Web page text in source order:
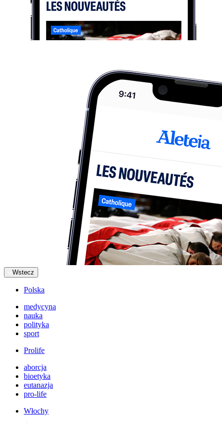
Wstecz
Polska
medycyna
nauka
polityka
sport
Prolife
aborcja
bioetyka
eutanazja
pro-life
Włochy